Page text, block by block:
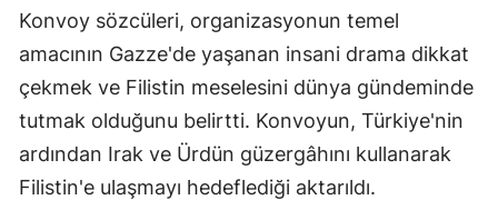
Konvoy sözcüleri, organizasyonun temel
amacının Gazze'de yaşanan insani drama dikkat
çekmek ve Filistin meselesini dünya gündeminde
tutmak olduğunu belirtti. Konvoyun, Türkiye'nin
ardından Irak ve Ürdün güzergâhını kullanarak
Filistin'e ulaşmayı hedeflediği aktarıldı.